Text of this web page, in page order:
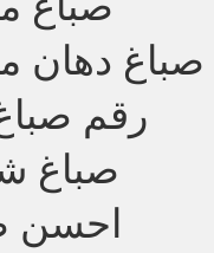
صباغ دهان
رقم
صباغ
احسن